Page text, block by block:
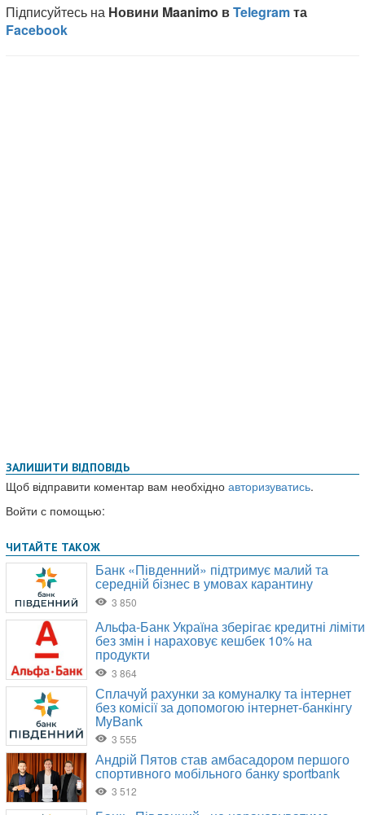
ЗАЛИШИТИ ВІДПОВІДЬ
Щоб відправити коментар вам необхідно авторизуватись.
Войти с помощью: